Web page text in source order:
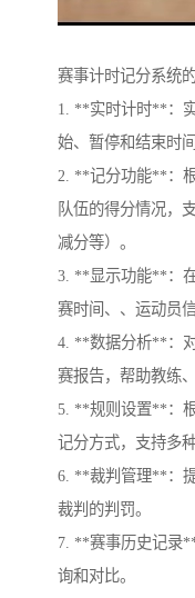
赛事计时记分系统
1. **实时计时**：
始、暂停和结束时
2. **记分功能**：
队伍的得分情况，
减分等）。
3. **显示功能**：
赛时间、、运动员
4. **数据分析**：
赛报告，帮助教练
5. **规则设置**：
记分方式，支持多
6. **裁判管理**：
裁判的判罚。
7. **赛事历史记录
询和对比。